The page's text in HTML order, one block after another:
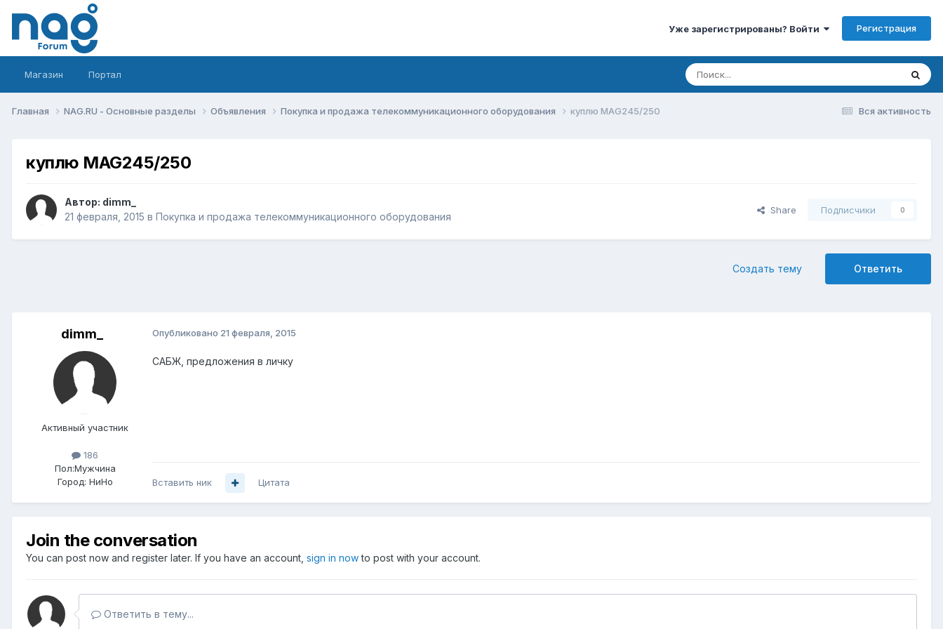
Уже зарегистрированы? Войти Регистрация
Магазин Портал
Вся активность
Главная NAG.RU - Основные разделы Объявления Покупка и продажа телекоммуникационного оборудования куплю MAG245/250
куплю MAG245/250
Автор: dimm_
21 февраля, 2015 в Покупка и продажа телекоммуникационного оборудования
Share Подписчики 0
Ответить
Создать тему
dimm_
Активный участник
186
Пол:Мужчина
Город: НиНо
Опубликовано 21 февраля, 2015
САБЖ, предложения в личку
Вставить ник Цитата
Join the conversation
You can post now and register later. If you have an account, sign in nowto post with your account.
Ответить в тему...